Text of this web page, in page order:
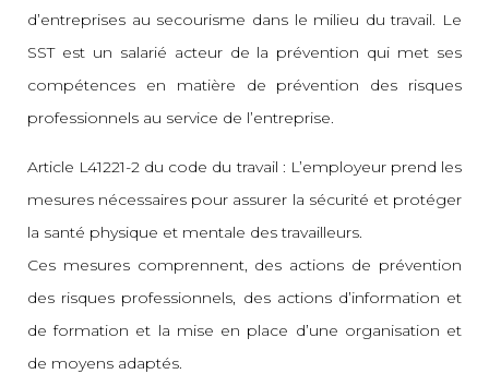
d’entreprises au secourisme dans le milieu du travail. Le
SST est un salarié acteur de la prévention qui met ses
compétences en matière de prévention des risques
professionnels au service de l’entreprise.
Article L41221-2 du code du travail : L’employeur prend les
mesures nécessaires pour assurer la sécurité et protéger
la santé physique et mentale des travailleurs.
Ces mesures comprennent, des actions de prévention
des risques professionnels, des actions d’information et
de formation et la mise en place d’une organisation et
de moyens adaptés.